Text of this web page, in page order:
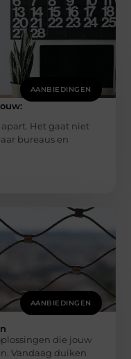
AANBIEDINGEN
Het gaat niet
bureaus en
AANBIEDINGEN
die jouw
Vandaag duiken